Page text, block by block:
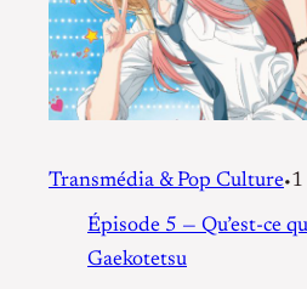
Transmédia & Pop Culture•
Épisode 5 — Qu’est-ce
Gaekotetsu